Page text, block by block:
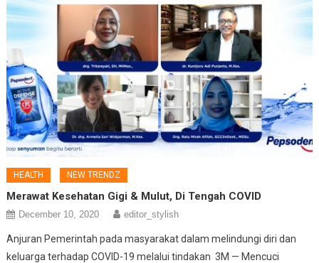
HEALTH NEW TRENDZ
Merawat Kesehatan Gigi & Mulut, Di Tengah COVID
December 10, 2020 editor_stylish
Anjuran Pemerintah pada masyarakat dalam melindungi diri dan
keluarga terhadap COVID-19 melalui tindakan 3M — Mencuci